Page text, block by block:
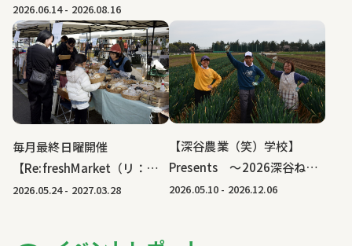
し収穫体験｜馬場ファミリー
農園
2026.06.14- 2026.08.16
毎月最終日曜開催
【Re:freshMarket（リ：フ
レッシュマーケット）】｜
2026.05.24- 2027.03.28
【深谷農業（笑）学校】
Presents ～2026深谷ねぎ
オーナーになろう！～｜馬場
2026.05.10 - 2026.12.06